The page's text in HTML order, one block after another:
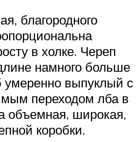
благородного
в холке. Череп
намного больше
выпуклый с
переходом лба в
объемная, широкая,
коробки.